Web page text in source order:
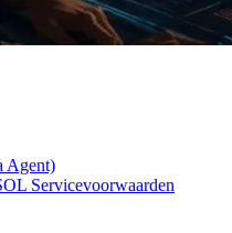
Agent)
Servicevoorwaarden